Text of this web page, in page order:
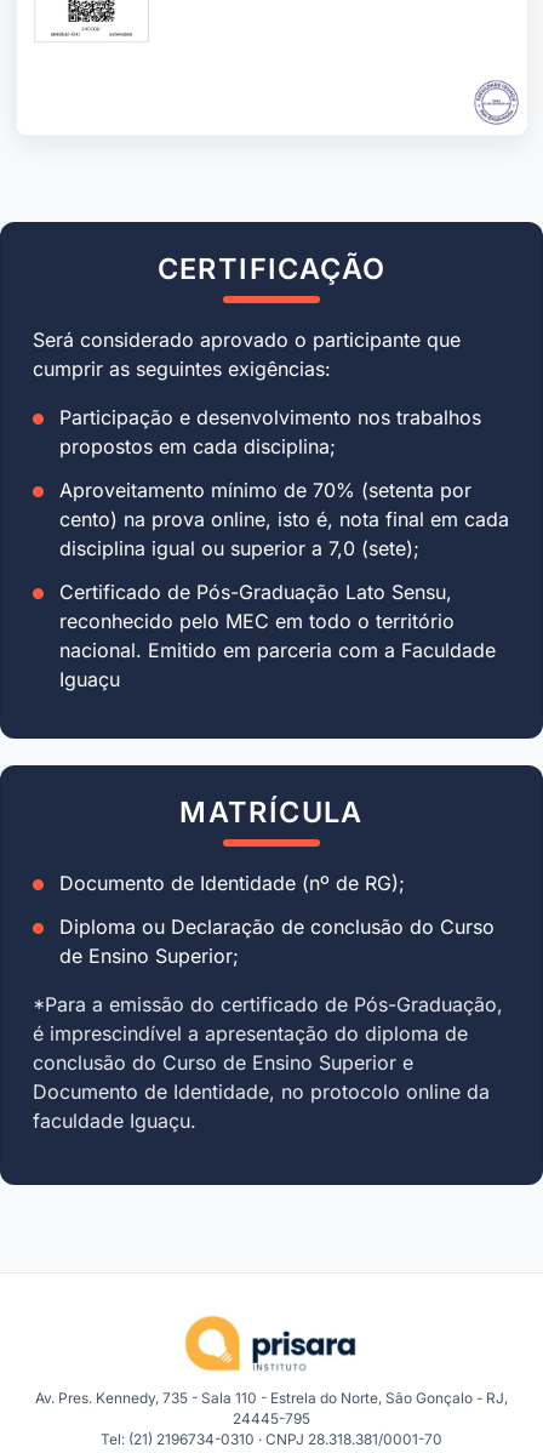
CERTIFICAÇÃO
Será considerado aprovado o participante que
cumprir as seguintes exigências:
Participação e desenvolvimento nos trabalhos
propostos em cada disciplina;
Aproveitamento mínimo de 70% (setenta por
cento) na prova online, isto é, nota final em cada
disciplina igual ou superior a 7,0 (sete);
Certificado de Pós-Graduação Lato Sensu,
reconhecido pelo MEC em todo o território
nacional. Emitido em parceria com a Faculdade
Iguaçu
MATRÍCULA
Documento de Identidade (nº de RG);
Diploma ou Declaração de conclusão do Curso
de Ensino Superior;
*Para a emissão do certificado de Pós-Graduação,
é imprescindível a apresentação do diploma de
conclusão do Curso de Ensino Superior e
Documento de Identidade, no protocolo online da
faculdade Iguaçu.
Av. Pres. Kennedy, 735 - Sala 110 - Estrela do Norte, São Gonçalo - RJ,
24445-795
Tel: (21) 2196734-0310 · CNPJ 28.318.381/0001-70